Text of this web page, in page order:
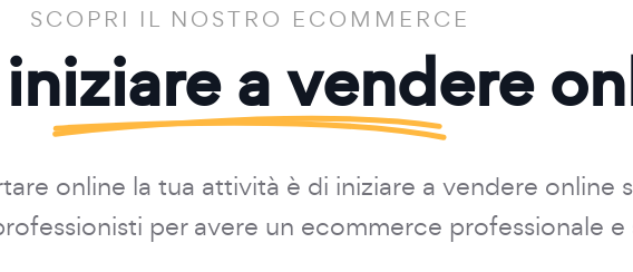
SCOPRI IL NOSTRO ECOMMERCE
a vendere
online la tua attività è di iniziare a vendere online
per avere un ecommerce professionale e